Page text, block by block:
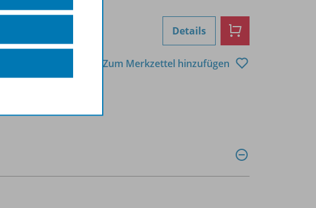
Details
Zum Merkzettel hinzufügen